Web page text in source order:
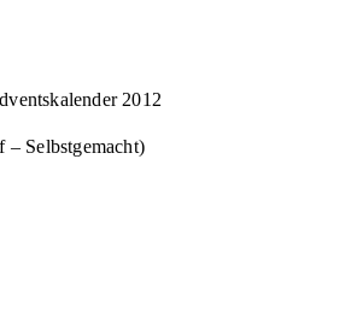
2012
Selbstgemacht)